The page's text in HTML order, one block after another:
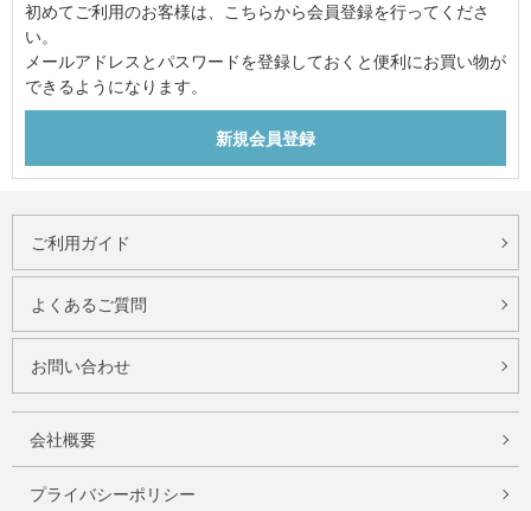
初めてご利用のお客様は、こちらから会員登録を行ってくださ
い。
メールアドレスとパスワードを登録しておくと便利にお買い物が
できるようになります。
ご利用ガイド
よくあるご質問
お問い合わせ
会社概要
プライバシーポリシー